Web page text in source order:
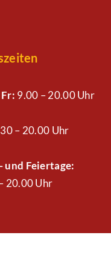
9.00 – 20.00 Uhr
– 20.00 Uhr
und Feiertage:
20.00 Uhr